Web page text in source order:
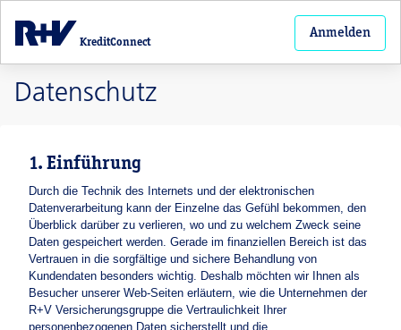
KreditConnect
Anmelden
Datenschutz
1. Einführung
Durch die Technik des Internets und der elektronischen
Datenverarbeitung kann der Einzelne das Gefühl bekommen, den
Überblick darüber zu verlieren, wo und zu welchem Zweck seine
Daten gespeichert werden. Gerade im finanziellen Bereich ist das
Vertrauen in die sorgfältige und sichere Behandlung von
Kundendaten besonders wichtig. Deshalb möchten wir Ihnen als
Besucher unserer Web-Seiten erläutern, wie die Unternehmen der
R+V Versicherungsgruppe die Vertraulichkeit Ihrer
personenbezogenen Daten sicherstellt und die